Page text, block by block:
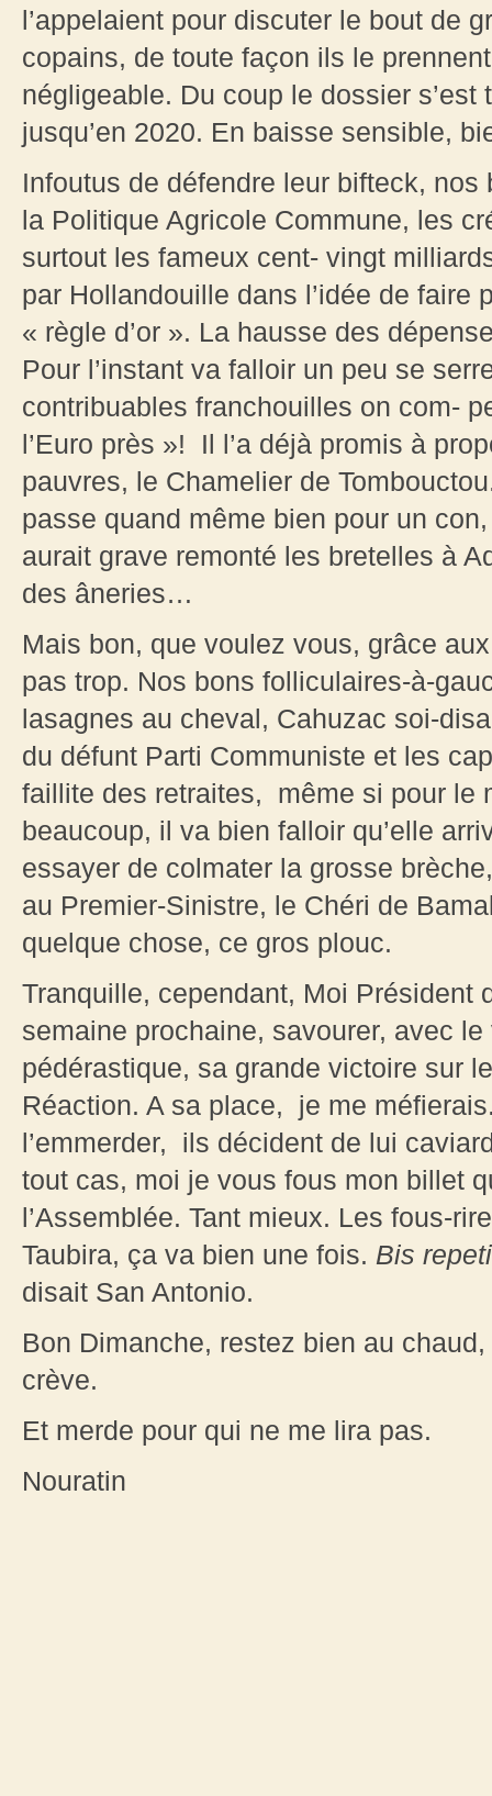
l’appelaient pour discuter le bout de
copains, de toute façon ils le
négligeable. Du coup le dossier
jusqu’en 2020. En baisse sensible,
Infoutus de défendre leur bifteck,
la Politique Agricole Commune, les
surtout les fameux cent- vingt
par Hollandouille dans l’idée de faire
« règle d’or ». La hausse des
Pour l’instant va falloir un peu se
contribuables franchouilles on com-
l’Euro près »! Il l’a déjà promis à
pauvres, le Chamelier de
passe quand même bien pour un
aurait grave remonté les bretelles à
des âneries…
Mais bon, que voulez vous, grâce
pas trop. Nos bons folliculaires-à-
lasagnes au cheval, Cahuzac soi-
du défunt Parti Communiste et les
faillite des retraites, même si pour le
beaucoup, il va bien falloir qu’elle
essayer de colmater la grosse
au Premier-Sinistre, le Chéri de
quelque chose, ce gros plouc.
Tranquille, cependant, Moi Président
semaine prochaine, savourer, avec
pédérastique, sa grande victoire sur
Réaction. A sa place, je me
l’emmerder, ils décident de lui
tout cas, moi je vous fous mon billet
l’Assemblée. Tant mieux. Les fous-
Taubira, ça va bien une fois. Bis
disait San Antonio.
Bon Dimanche, restez bien au
crève.
Et merde pour qui ne me lira pas.
Nouratin